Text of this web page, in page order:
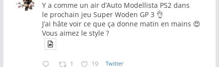
Y a comme un air d’Auto Modellista PS2 dans
le prochain jeu Super Woden GP 3 👌
J’ai hâte voir ce que ça donne matin en mains 😍
Vous aimez le style ?
1 19 Twitter